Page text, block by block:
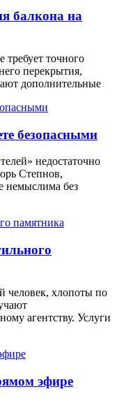
балкона на
требует точного
перекрытия,
дополнительные
безопасными
недостаточно
Степнов,
немыслима без
человек, хлопоты по
агентству. Услуги
эфире